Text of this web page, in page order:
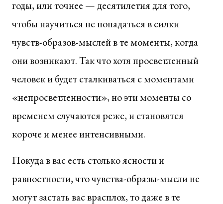
годы, или точнее — десятилетия для того,
чтобы научиться не попадаться в силки
чувств-образов-мыслей в те моменты, когда
они возникают. Так что хотя просветленный
человек и будет сталкиваться с моментами
«непросветленности», но эти моменты со
временем случаются реже, и становятся
короче и менее интенсивными.
Покуда в вас есть столько ясности и
равностности, что чувства-образы-мысли не
могут застать вас врасплох, то даже в те